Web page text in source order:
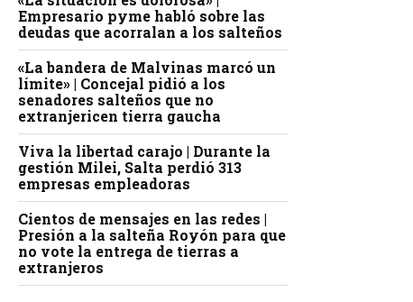
Empresario pyme habló sobre las
deudas que acorralan a los salteños
«La bandera de Malvinas marcó un
límite» | Concejal pidió a los
senadores salteños que no
extranjericen tierra gaucha
Viva la libertad carajo | Durante la
gestión Milei, Salta perdió 313
empresas empleadoras
Cientos de mensajes en las redes |
Presión a la salteña Royón para que
no vote la entrega de tierras a
extranjeros